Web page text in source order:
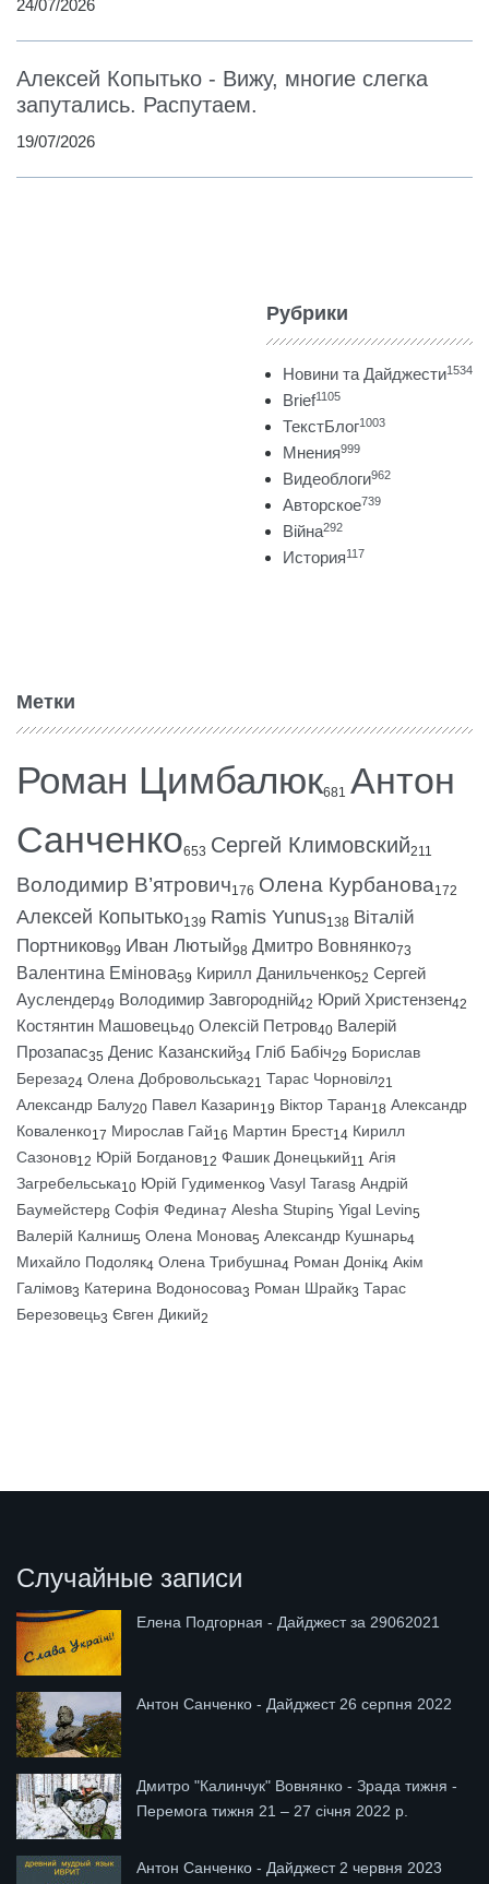
24/07/2026
Алексей Копытько - Вижу, многие слегка
запутались. Распутаем.
19/07/2026
Рубрики
Новини та Дайджести1534
Brief1105
ТекстБлог1003
Мнения999
Видеоблоги962
Авторское739
Війна292
История117
Метки
Роман Цимбалюк681 Антон
Санченко653 Сергей Климовский211
Володимир В’ятрович176 Олена Курбанова172
Алексей Копытько139 Ramis Yunus138 Віталій
Портников99 Иван Лютый98 Дмитро Вовнянко73
Валентина Емінова59 Кирилл Данильченко52 Сергей
Ауслендер49 Володимир Завгородній42 Юрий Христензен42
Костянтин Машовець40 Олексій Петров40 Валерій
Прозапас35 Денис Казанский34 Гліб Бабіч29 Борислав
Береза24 Олена Добровольська21 Тарас Чорновіл21
Александр Балу20 Павел Казарин19 Віктор Таран18 Александр
Коваленко17 Мирослав Гай16 Мартин Брест14 Кирилл
Сазонов12 Юрій Богданов12 Фашик Донецький11 Агія
Загребельська10 Юрій Гудименко9 Vasyl Taras8 Андрій
Баумейстер8 Софія Федина7 Alesha Stupin5 Yigal Levin5
Валерій Калниш5 Олена Монова5 Александр Кушнарь4
Михайло Подоляк4 Олена Трибушна4 Роман Донік4 Акім
Галімов3 Катерина Водоносова3 Роман Шрайк3 Тарас
Березовець3 Євген Дикий2
Случайные записи
Елена Подгорная - Дайджест за 29062021
Антон Санченко - Дайджест 26 серпня 2022
Дмитро "Калинчук" Вовнянко - Зрада тижня -
Перемога тижня 21 – 27 січня 2022 р.
Антон Санченко - Дайджест 2 червня 2023